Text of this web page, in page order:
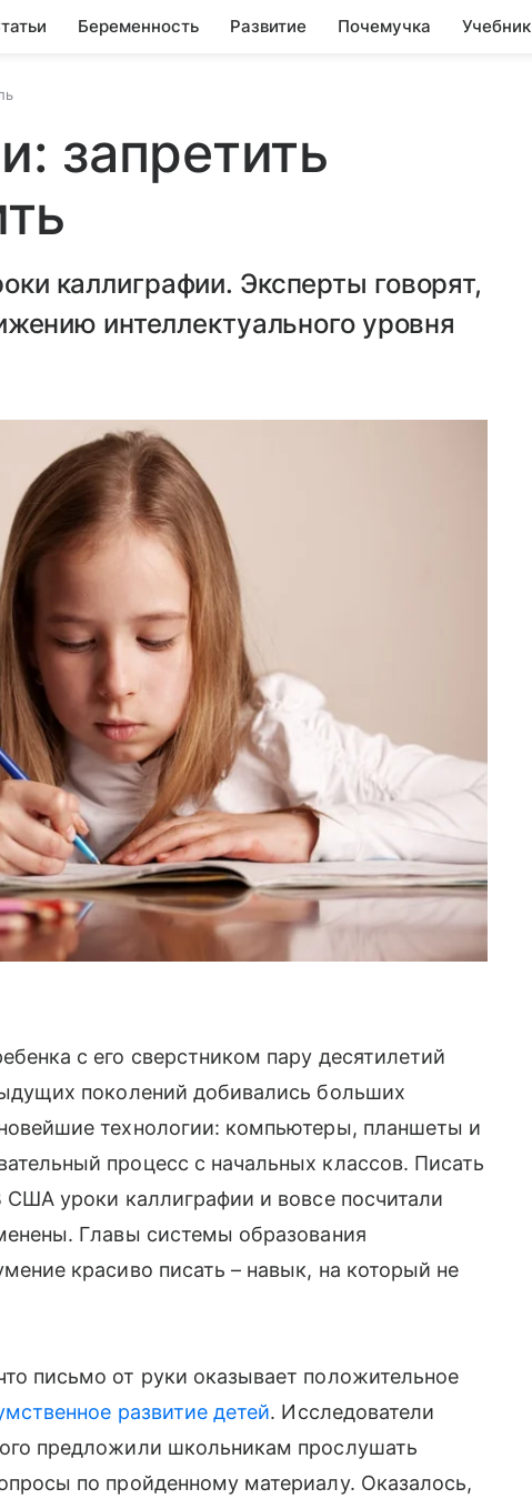
Беременность Развитие Почемучка Учебник
запретить
каллиграфии. Эксперты говорят,
интеллектуального уровня
с его сверстником пару десятилетий
поколений добивались больших
технологии: компьютеры, планшеты и
процесс с начальных классов. Писать
уроки каллиграфии и вовсе посчитали
Главы системы образования
красиво писать – навык, на который не
письмо от руки оказывает положительное
развитие детей. Исследователи
предложили школьникам прослушать
по пройденному материалу. Оказалось,